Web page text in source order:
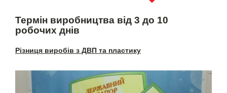
Термін виробництва від 3 до 10
робочих днів
Різниця виробів з ДВП та пластику